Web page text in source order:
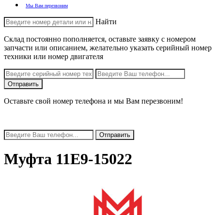
Мы Вам перезвоним
Найти
Склад постоянно пополняется, оставьте заявку с номером
запчасти или описанием, желательно указать серийный номер
техники или номер двигателя
Оставьте свой номер телефона и мы Вам перезвоним!
Муфта 11E9-15022